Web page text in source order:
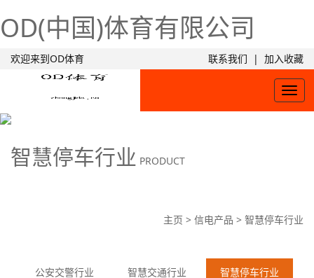
OD(中国)体育有限公司
欢迎来到OD体育 联系我们 | 加入收藏
智慧停车行业 PRODUCT
主页 > 信电产品 > 智慧停车行业
公安交警行业 智慧交通行业 智慧停车行业